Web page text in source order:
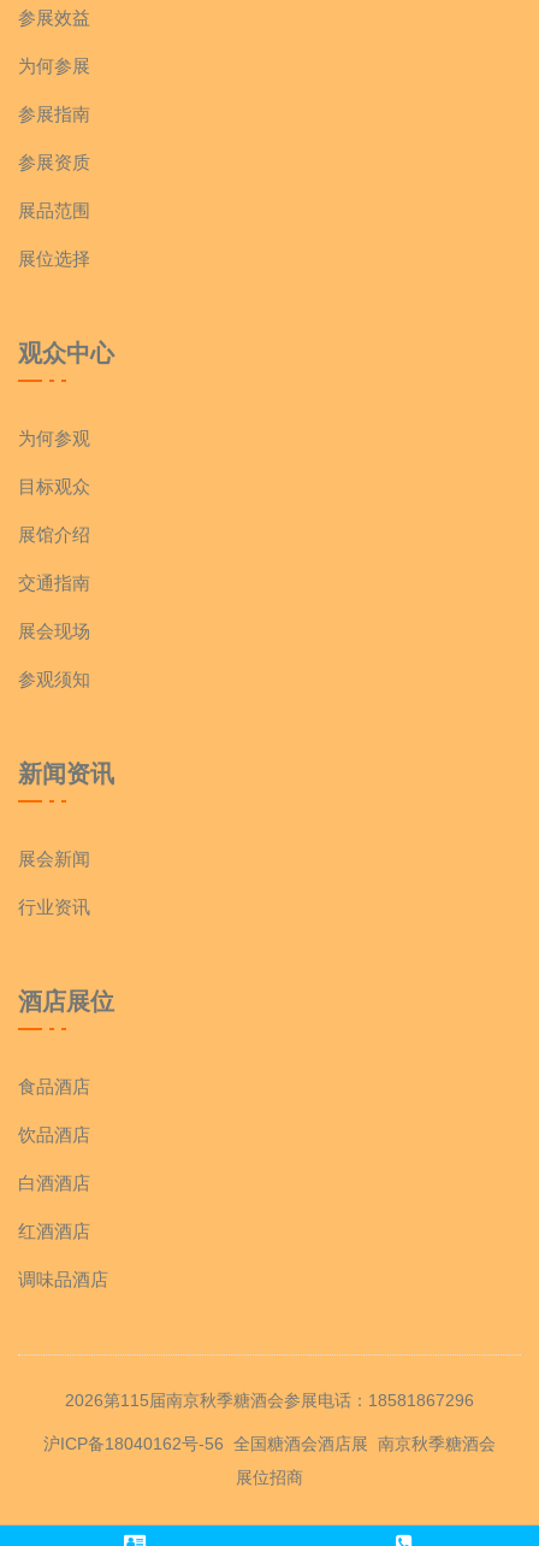
参展效益
为何参展
参展指南
参展资质
展品范围
展位选择
观众中心
为何参观
目标观众
展馆介绍
交通指南
展会现场
参观须知
新闻资讯
展会新闻
行业资讯
酒店展位
食品酒店
饮品酒店
白酒酒店
红酒酒店
调味品酒店
2026第115届南京秋季糖酒会参展电话：18581867296
沪ICP备18040162号-56 全国糖酒会酒店展 南京秋季糖酒会
展位招商